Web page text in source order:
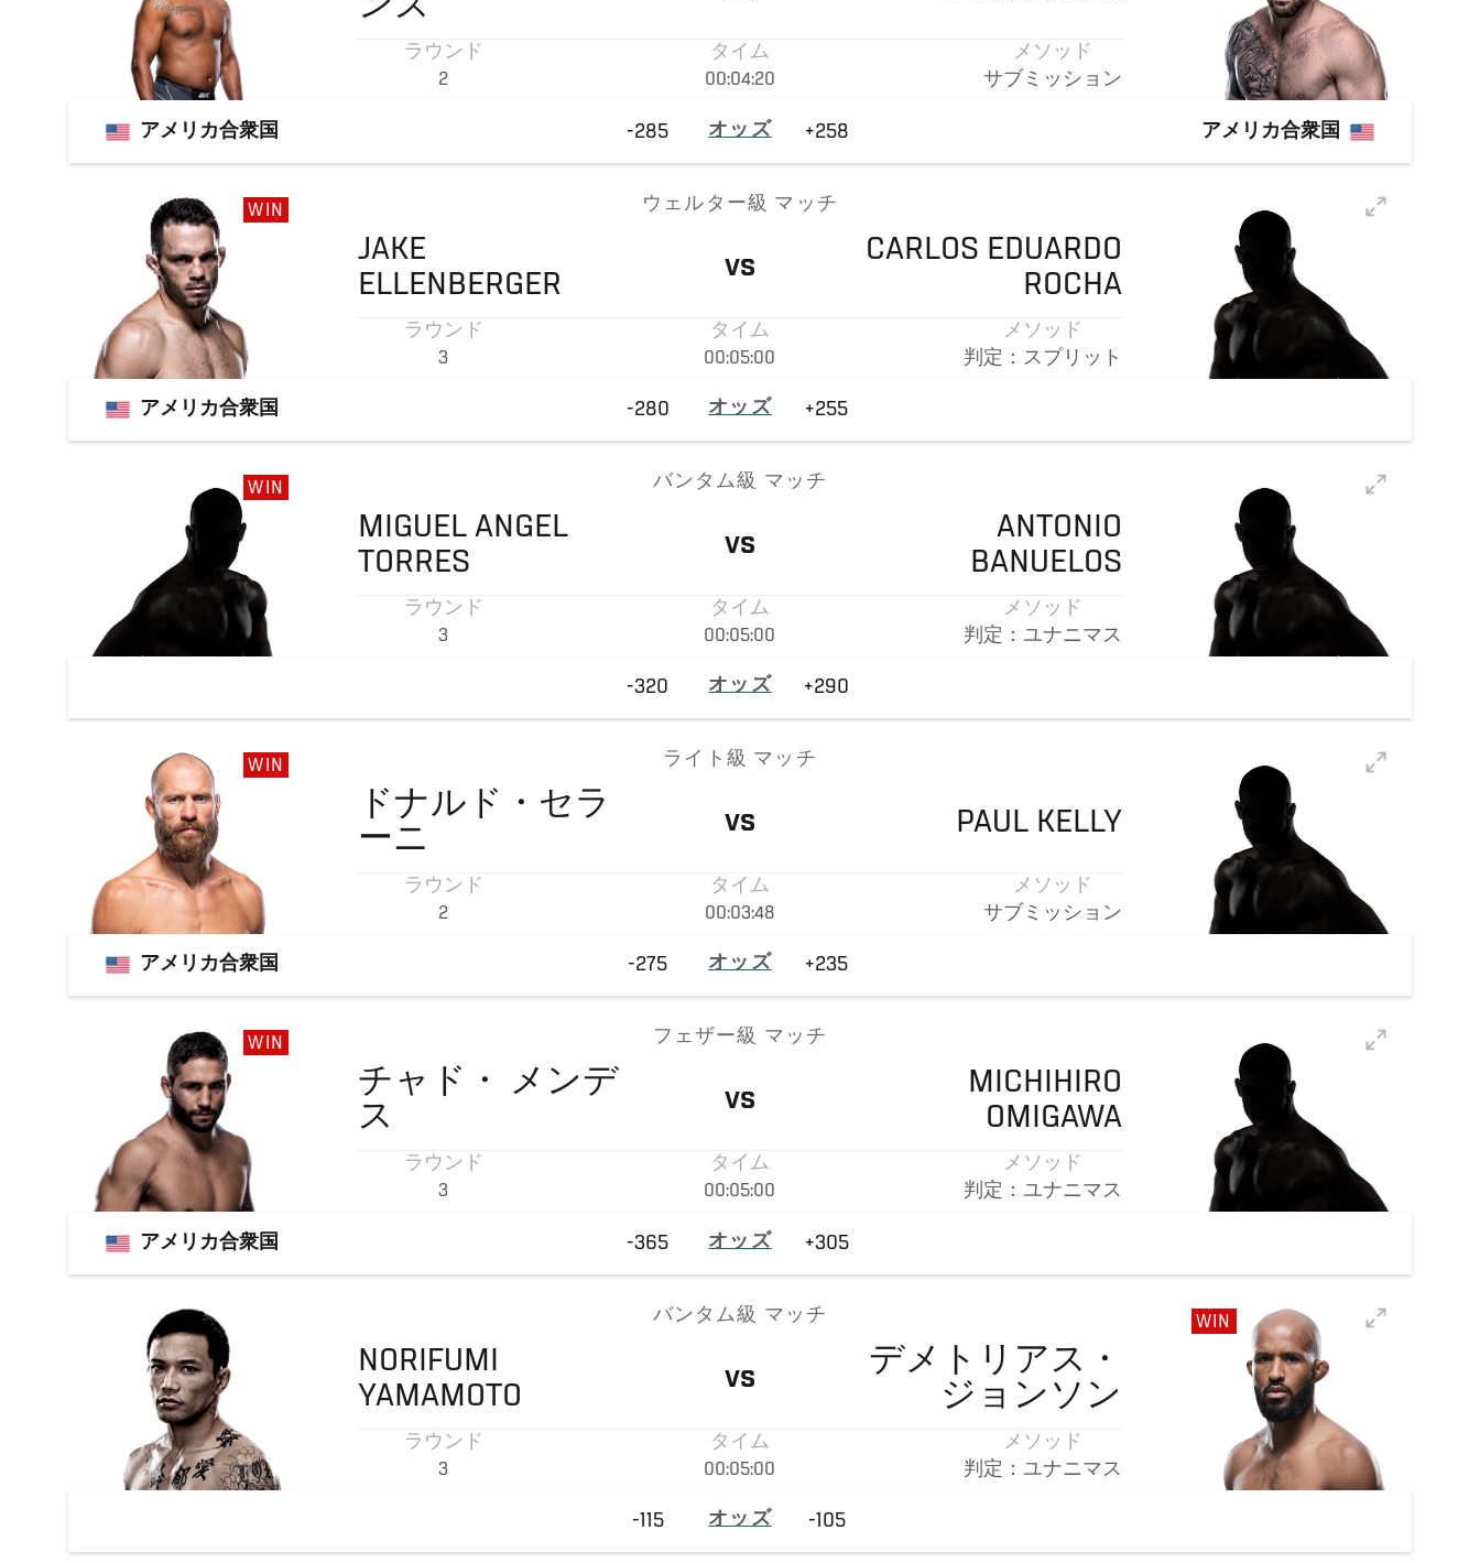
ンズ
ラウンド
2
タイム
00:04:20
メソッド
サブミッション
アメリカ合衆国 -285 オッズ +258 アメリカ合衆国
WIN ウェルター級 マッチ
JAKE
ELLENBERGER
VS
CARLOS EDUARDO
ROCHA
ラウンド
3
タイム
00:05:00
メソッド
判定：スプリット
アメリカ合衆国 -280 オッズ +255
WIN バンタム級 マッチ
MIGUEL ANGEL
TORRES
VS
ANTONIO
BANUELOS
ラウンド
3
タイム
00:05:00
メソッド
判定：ユナニマス
-320 オッズ +290
WIN ライト級 マッチ
ドナルド・セラ
ーニ
VS PAUL KELLY
ラウンド
2
タイム
00:03:48
メソッド
サブミッション
アメリカ合衆国 -275 オッズ +235
WIN フェザー級 マッチ
チャド・
メンデ
ス
VS
MICHIHIRO
OMIGAWA
ラウンド
3
タイム
00:05:00
メソッド
判定：ユナニマス
アメリカ合衆国 -365 オッズ +305
バンタム級 マッチ
NORIFUMI
YAMAMOTO
VS
デメトリアス・
ジョンソン
ラウンド
3
タイム
00:05:00
メソッド
判定：ユナニマス
WIN
-115 オッズ -105